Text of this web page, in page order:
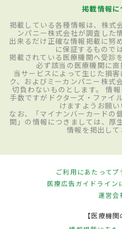
掲載情報に
掲載している各種情報は、株式
ンパニー株式会社が調査した
出来るだけ正確な情報掲載に努
に保証するもので
掲載されている医療機関へ受診
必ず該当の医療機関に直
当サービスによって生じた損
ク、およびミーカンパニー株式
切負わないものとします。 情
手数ですがドクターズ・ファイ
けますようお願い
なお、「マイナンバーカードの
関」の情報につきましては、厚
情報を掲出して
ご利用にあたってプ
医療広告ガイドライン
運営会
【医療機関